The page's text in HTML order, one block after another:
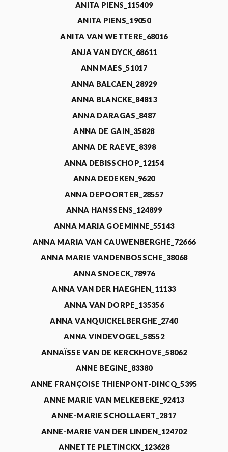
ANITA PIENS_115409
ANITA PIENS_19050
ANITA VAN WETTERE_68016
ANJA VAN DYCK_68611
ANN MAES_51017
ANNA BALCAEN_28929
ANNA BLANCKE_84813
ANNA DARAGAS_8487
ANNA DE GAIN_35828
ANNA DE RAEVE_8398
ANNA DEBISSCHOP_12154
ANNA DEDEKEN_9620
ANNA DEPOORTER_28557
ANNA HANSSENS_124899
ANNA MARIA GOEMINNE_55143
ANNA MARIA VAN CAUWENBERGHE_72666
ANNA MARIE VANDENBOSSCHE_38068
ANNA SNOECK_78976
ANNA VAN DER HAEGHEN_11133
ANNA VAN DORPE_135356
ANNA VANQUICKELBERGHE_2740
ANNA VINDEVOGEL_58552
ANNAÏSSE VAN DE KERCKHOVE_58062
ANNE BEGINE_83380
ANNE FRANÇOISE THIENPONT-DINCQ_5395
ANNE MARIE VAN MELKEBEKE_92413
ANNE-MARIE SCHOLLAERT_2817
ANNE-MARIE VAN DER LINDEN_124702
ANNETTE PLETINCKX_123628